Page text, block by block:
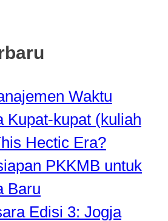
Waktu
Kupat-kupat (kuliah
Hectic Era?
PKKMB untuk
Baru
Edisi 3: Jogja